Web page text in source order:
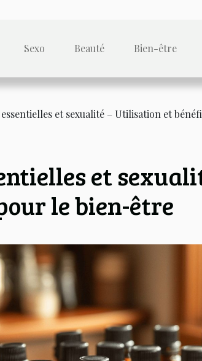
Sexo Beauté Bien-être
et sexualité – Utilisation et
et
le bien-être